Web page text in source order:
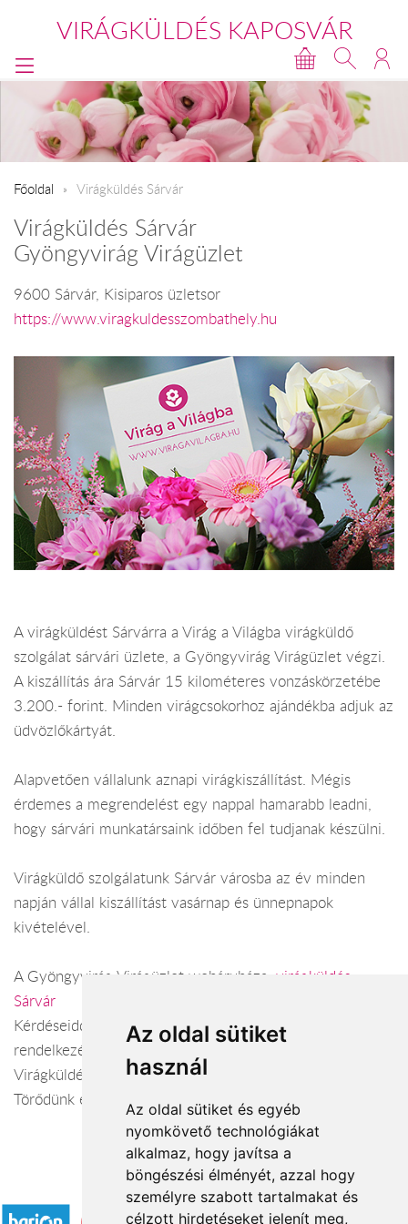
Az oldal sütiket
használ
Az oldal sütiket és egyéb
nyomkövető technológiákat
alkalmaz, hogy javítsa a
böngészési élményét, azzal hogy
személyre szabott tartalmakat és
célzott hirdetéseket jelenít meg,
VIRÁGKÜLDÉS KAPOSVÁR
Főoldal Virágküldés Sárvár
Virágküldés Sárvár
Gyöngyvirág Virágüzlet
9600 Sárvár, Kisiparos üzletsor
https://www.viragkuldesszombathely.hu
A virágküldést Sárvárra a Virág a Világba virágküldő
szolgálat sárvári üzlete, a Gyöngyvirág Virágüzlet végzi.
A kiszállítás ára Sárvár 15 kilométeres vonzáskörzetébe
3.200.- forint. Minden virágcsokorhoz ajándékba adjuk az
üdvözlőkártyát.
Alapvetően vállalunk aznapi virágkiszállítást. Mégis
érdemes a megrendelést egy nappal hamarabb leadni,
hogy sárvári munkatársaink időben fel tudjanak készülni.
Virágküldő szolgálatunk Sárvár városba az év minden
napján vállal kiszállítást vasárnap és ünnepnapok
kivételével.
A Gyöngyvirág Virágüzlet webáruháza: virágküldés
Sárvár
Kérdéseiddel kapcsolatban örömmel állunk
rendelkezésedre.
Virágküldés Sárvár
Törődünk egymással
Elfogadott fizetési módok